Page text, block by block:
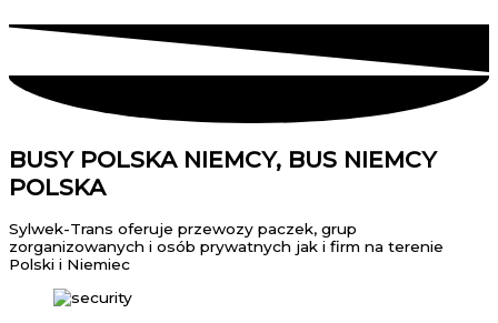
BUSY POLSKA NIEMCY, BUS NIEMCY
POLSKA
Sylwek-Trans oferuje przewozy paczek, grup
zorganizowanych i osób prywatnych jak i firm na terenie
Polski i Niemiec